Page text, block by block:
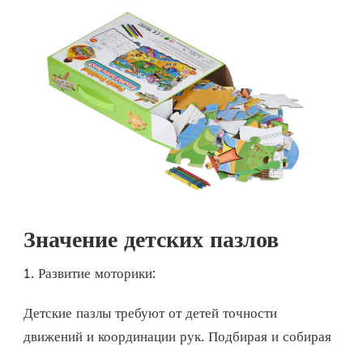
Значение детских пазлов
1. Развитие моторики:
Детские пазлы требуют от детей точности
движений и координации рук. Подбирая и собирая